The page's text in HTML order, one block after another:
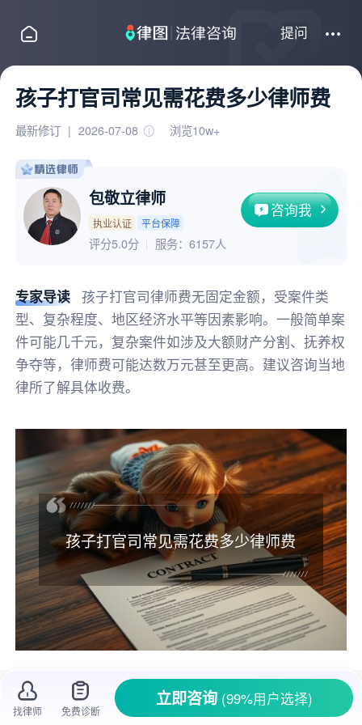
提问
孩子打官司常见需花费多少律师费
最新修订 | 2026-07-08 浏览10w+
包敬立律师
执业认证 平台保障
咨询我
评分5.0分 服务： 6157人
专家导读
孩子打官司律师费无固定金额，受案件类
型、复杂程度、地区经济水平等因素影响。一般简单案
件可能几千元，复杂案件如涉及大额财产分割、抚养权
争夺等，律师费可能达数万元甚至更高。建议咨询当地
律所了解具体收费。
孩子打官司常见需花费多少律师费
在生活里，当涉及孩子的法律纠纷需要打官
司时，很多家长心里都会犯嘀咕，这请律师得花
找律师 免费诊断
立即咨询 (99%用户选择)